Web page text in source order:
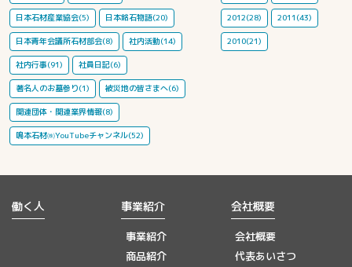
日本石材産業協会(5) 日本銘石物語(20)
日本青年会議所石材部会(8) 社内活動(14)
社内行事(91) 社員日記(6)
著名人のお墓参り(1) 被災地の皆さまへ(6)
関連団体・関連業界情報(8)
鳴本石材㈱YouTubeチャンネル(52)
2012(28) 2011(43)
2010(21)
働く人 事業紹介
事業紹介
商品紹介
会社概要
会社概要
代表あいさつ